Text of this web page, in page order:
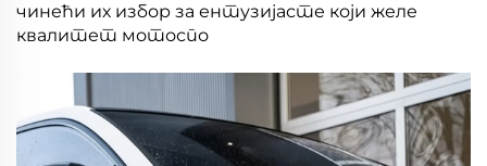
чинећи их избор за ентузијасте који желе
квалитет мотоспо